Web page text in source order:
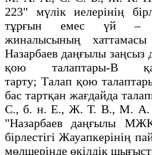
223" мүлік иелерінің
тұрғын емес үй –
жиналысының
Назарбаев даңғылы заңсыз
қою талаптары-В
тарту; Талап қою
бас тартқан жағдайда
С., б. н. Е., Ж. Т. В., М.
"Назарбаев даңғылы
бірлестігі Жауапкерінің
мөлшерінде өкілдік